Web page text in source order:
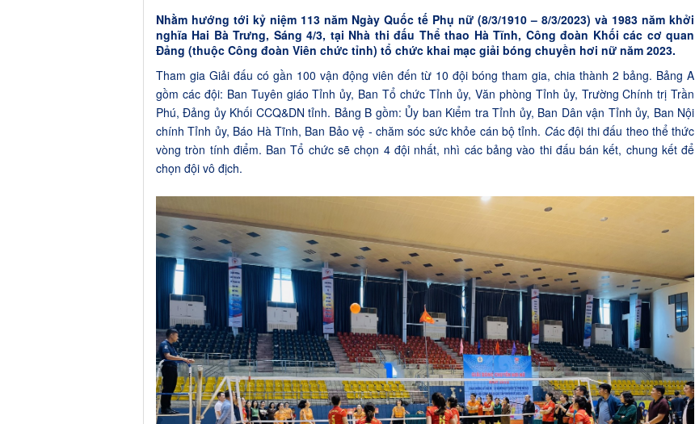
Nhằm hướng tới kỷ niệm 113 năm Ngày Quốc tế Phụ nữ (8/3/1910 – 8/3/2023) và 1983 năm khởi
nghĩa Hai Bà Trưng, Sáng 4/3, tại Nhà thi đấu Thể thao Hà Tĩnh, Công đoàn Khối các cơ quan
Đảng (thuộc Công đoàn Viên chức tỉnh) tổ chức khai mạc giải bóng chuyền hơi nữ năm 2023.
Tham gia Giải đấu có gần 100 vận động viên đến từ 10 đội bóng tham gia, chia thành 2 bảng. Bảng A
gồm các đội: Ban Tuyên giáo Tỉnh ủy, Ban Tổ chức Tỉnh ủy, Văn phòng Tỉnh ủy, Trường Chính trị Trần
Phú, Đảng ủy Khối CCQ&DN tỉnh. Bảng B gồm: Ủy ban Kiểm tra Tỉnh ủy, Ban Dân vận Tỉnh ủy, Ban Nội
chính Tỉnh ủy, Báo Hà Tĩnh, Ban Bảo vệ - chăm sóc sức khỏe cán bộ tỉnh. Các đội thi đấu theo thể thức
vòng tròn tính điểm. Ban Tổ chức sẽ chọn 4 đội nhất, nhì các bảng vào thi đấu bán kết, chung kết để
chọn đội vô địch.